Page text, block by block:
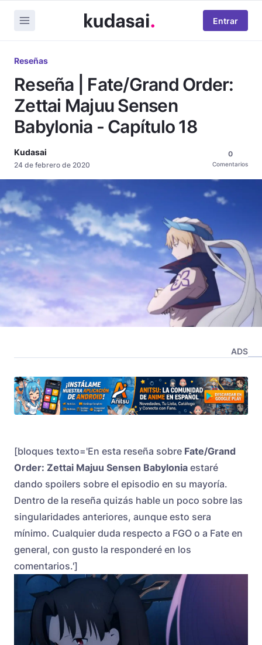
Entrar
Reseñas
Reseña | Fate/Grand Order:
Zettai Majuu Sensen
Babylonia - Capítulo 18
Kudasai
24 de febrero de 2020
0
Comentarios
ADS
[bloques texto='En esta reseña sobre Fate/Grand
Order: Zettai Majuu Sensen Babylonia estaré
dando spoilers sobre el episodio en su mayoría.
Dentro de la reseña quizás hable un poco sobre las
singularidades anteriores, aunque esto sera
mínimo. Cualquier duda respecto a FGO o a Fate en
general, con gusto la responderé en los
comentarios.']